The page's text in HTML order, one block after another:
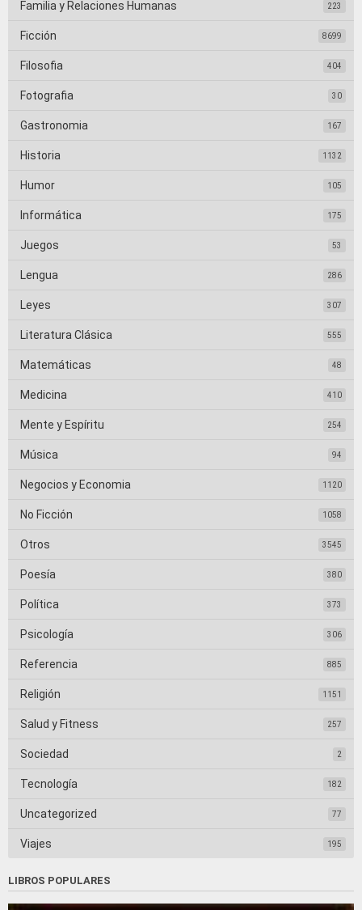
Familia y Relaciones Humanas 223
Ficción 8699
Filosofia 404
Fotografia 30
Gastronomia 167
Historia 1132
Humor 105
Informática 175
Juegos 53
Lengua 286
Leyes 307
Literatura Clásica 555
Matemáticas 48
Medicina 410
Mente y Espíritu 254
Música 94
Negocios y Economia 1120
No Ficción 1058
Otros 3545
Poesía 380
Política 373
Psicología 306
Referencia 885
Religión 1151
Salud y Fitness 257
Sociedad 2
Tecnología 182
Uncategorized 77
Viajes 195
LIBROS POPULARES